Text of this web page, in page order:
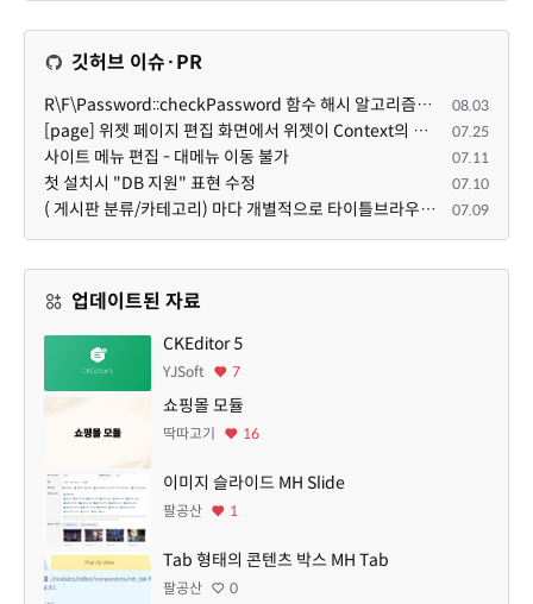
깃허브 이슈·PR
R\F\Password::checkPassword 함수 해시 알고리즘을 암시적으로 호출하는 경우 Argon2id 해시 비교 실패 08.03
[page] 위젯 페이지 편집 화면에서 위젯이 Context의 module_info를 덮어쓰면 저장이 ERR_ACT_IS_NOT_STANDALONE으로 실패 07.25
사이트 메뉴 편집 - 대메뉴 이동 불가 07.11
첫 설치시 "DB 지원" 표현 수정 07.10
( 게시판 분류/카테고리) 마다 개별적으로 타이틀브라우저 제목 및 seo설명 넣을 수 있으면 어떨지 해서 글 등록해봅니다. 07.09
업데이트된 자료
CKEditor 5
YJSoft 7
쇼핑몰 모듈
딱따고기 16
이미지 슬라이드 MH Slide
팔공산 1
Tab 형태의 콘텐츠 박스 MH Tab
팔공산 0